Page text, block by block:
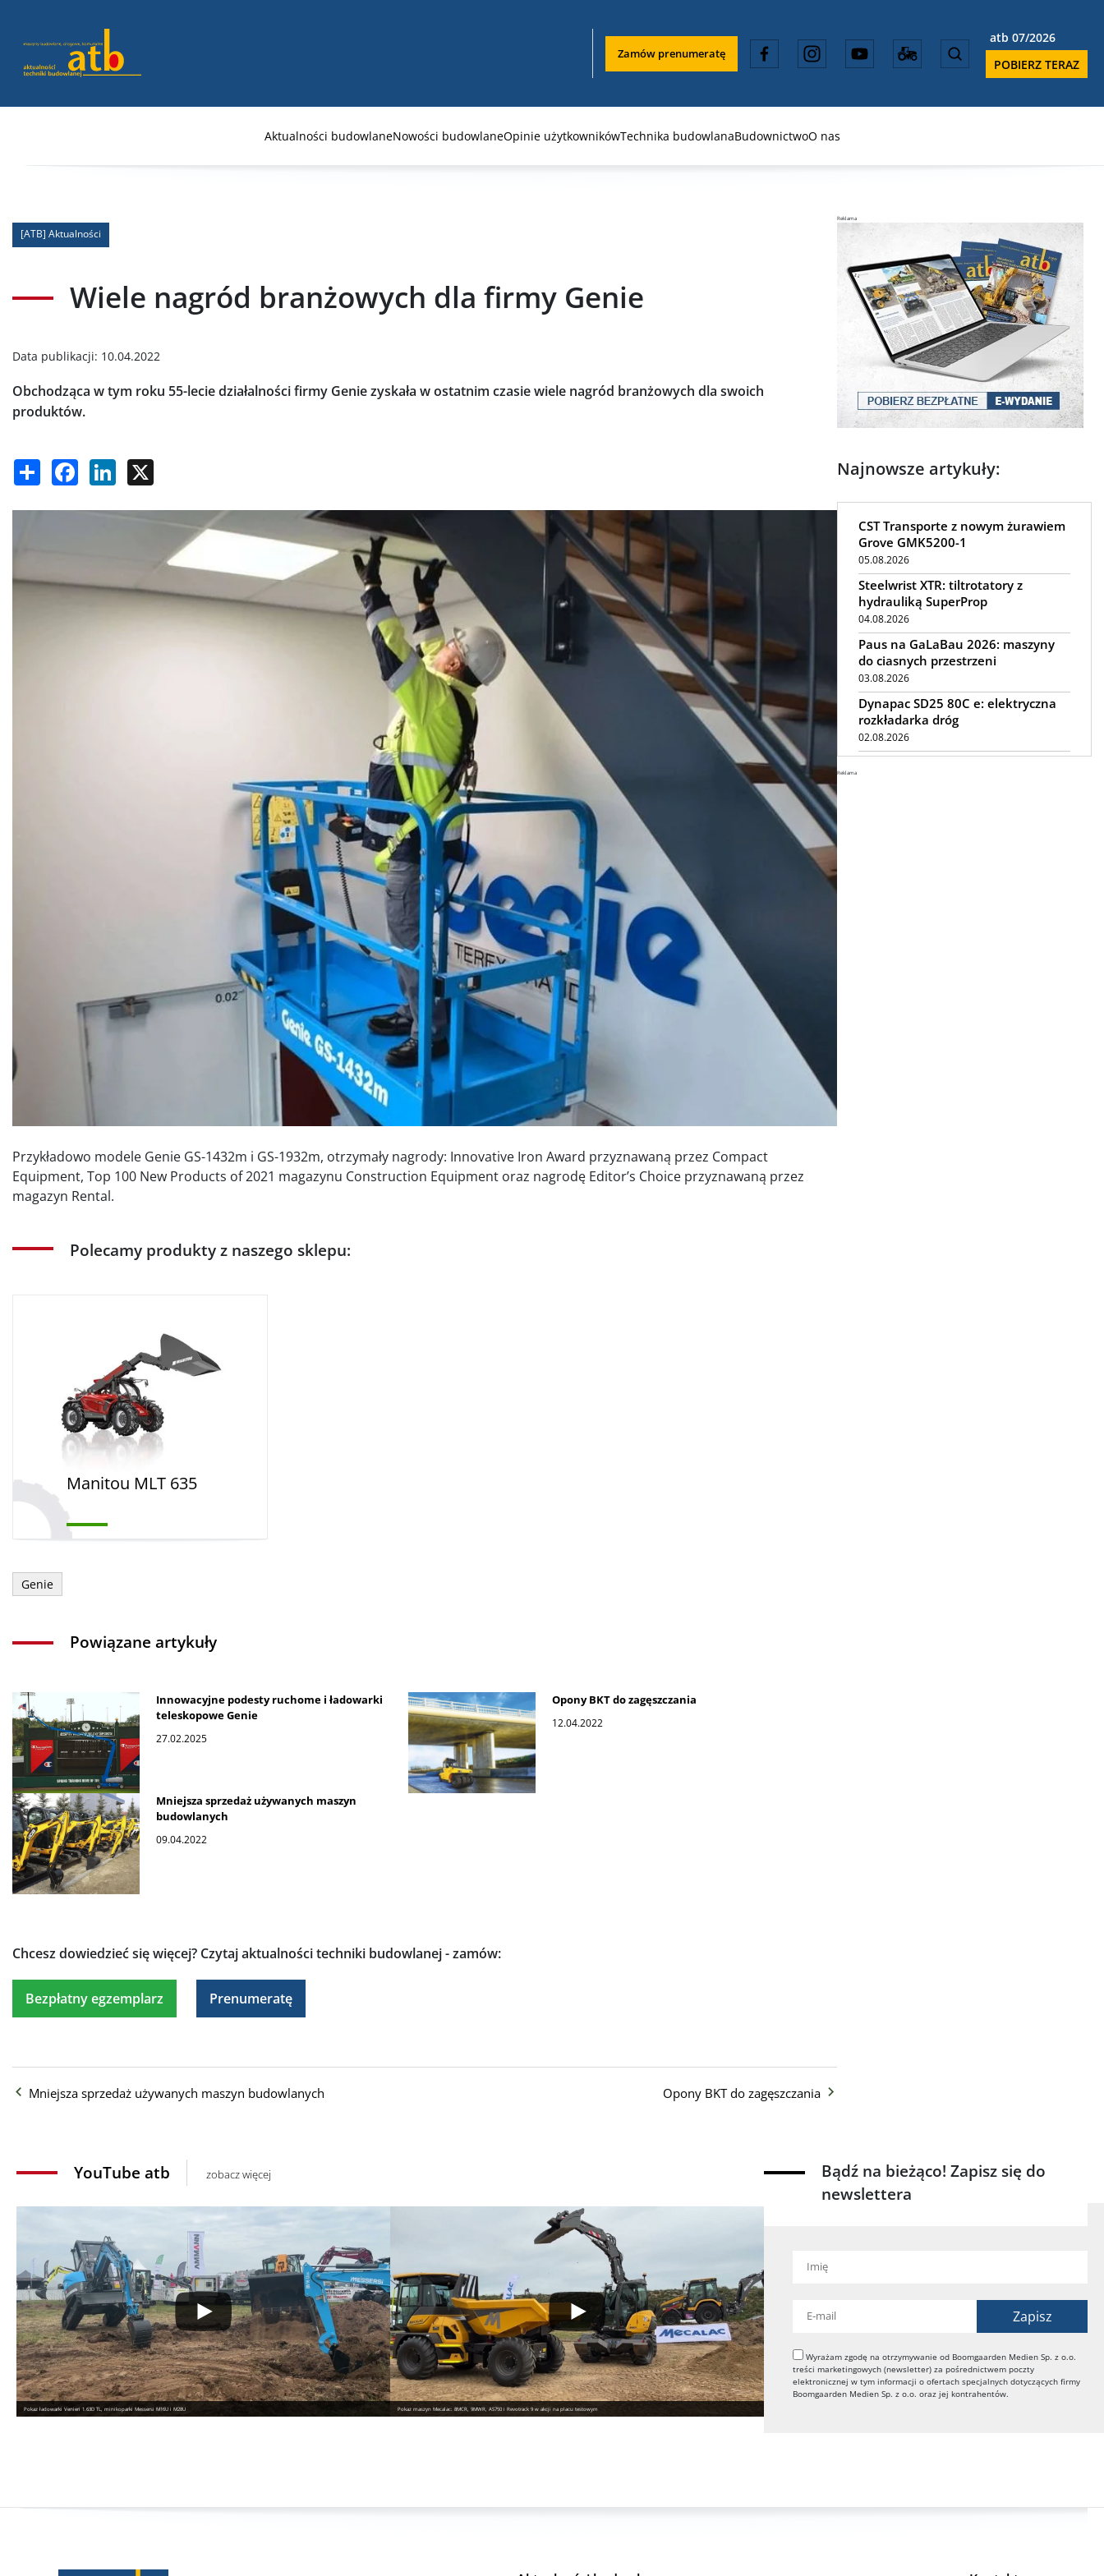
Zamów prenumeratę
atb 07/2026
POBIERZ TERAZ
Aktualności budowlaneNowości budowlaneOpinie użytkownikówTechnika budowlanaBudownictwoO nas
[ATB] Aktualności
Wiele nagród branżowych dla firmy Genie
Data publikacji: 10.04.2022
Obchodząca w tym roku 55-lecie działalności firmy Genie zyskała w ostatnim czasie wiele nagród branżowych dla swoich
produktów.
Share Facebook LinkedIn
Przykładowo modele Genie GS-1432m i GS-1932m, otrzymały nagrody: Innovative Iron Award przyznawaną przez Compact
Equipment, Top 100 New Products of 2021 magazynu Construction Equipment oraz nagrodę Editor’s Choice przyznawaną przez
magazyn Rental.
Polecamy produkty z naszego sklepu:
Manitou MLT 635
Genie
Powiązane artykuły
Innowacyjne podesty ruchome i ładowarki
teleskopowe Genie
27.02.2025
Opony BKT do zagęszczania
12.04.2022
Mniejsza sprzedaż używanych maszyn
budowlanych
09.04.2022
Chcesz dowiedzieć się więcej? Czytaj aktualności techniki budowlanej - zamów:
Bezpłatny egzemplarz Prenumeratę
Mniejsza sprzedaż używanych maszyn budowlanych Opony BKT do zagęszczania
Reklama
Najnowsze artykuły:
CST Transporte z nowym żurawiem
Grove GMK5200-1
05.08.2026
Steelwrist XTR: tiltrotatory z
hydrauliką SuperProp
04.08.2026
Paus na GaLaBau 2026: maszyny
do ciasnych przestrzeni
03.08.2026
Dynapac SD25 80C e: elektryczna
rozkładarka dróg
02.08.2026
Reklama
YouTube atb zobacz więcej
Pokaz ładowarki Venieri 1.63D TL, minikoparki Messersi M16U i M28U Pokaz maszyn Mecalac: 8MCR, 9MWR, AS750 i Revotrack 9 w akcji na placu testowym
Bądź na bieżąco! Zapisz się do
newslettera
Wyrażam zgodę na otrzymywanie od Boomgaarden Medien Sp. z o.o.
treści marketingowych (newsletter) za pośrednictwem poczty
elektronicznej w tym informacji o ofertach specjalnych dotyczących firmy
Boomgaarden Medien Sp. z o.o. oraz jej kontrahentów.